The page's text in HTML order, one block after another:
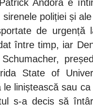
Patrick Andora e
poliției și
de urgență
între timp, iar
State of
le liniștească sau
s-a decis să